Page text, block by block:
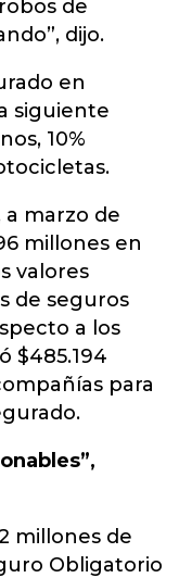
de
dijo.
en
siguiente
10%
a marzo de
millones en
valores
de seguros
a los
$485.194
para
millones de
Obligatorio